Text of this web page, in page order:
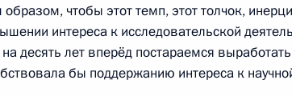
2021 года, 19:00 Нью-Дели
2021 года, воскресенье
образом, чтобы этот темп, этот толчок,
интереса к исследовательской
десять лет вперёд постараемся
бы поддержанию интереса к